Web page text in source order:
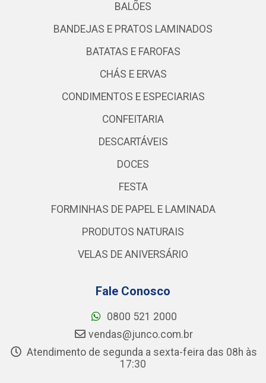
BALÕES
BANDEJAS E PRATOS LAMINADOS
BATATAS E FAROFAS
CHÁS E ERVAS
CONDIMENTOS E ESPECIARIAS
CONFEITARIA
DESCARTÁVEIS
DOCES
FESTA
FORMINHAS DE PAPEL E LAMINADA
PRODUTOS NATURAIS
VELAS DE ANIVERSÁRIO
Fale Conosco
0800 521 2000
vendas@junco.com.br
Atendimento de segunda a sexta-feira das 08h às
17:30